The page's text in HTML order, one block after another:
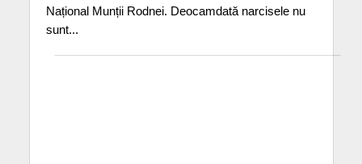
Național Munții Rodnei. Deocamdată narcisele nu
sunt...